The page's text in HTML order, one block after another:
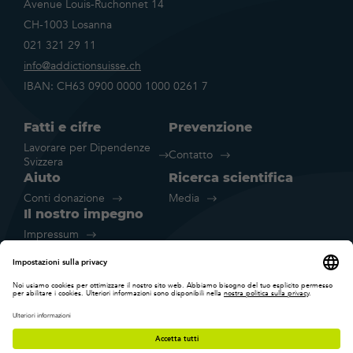
Avenue Louis-Ruchonnet 14
CH-1003 Losanna
021 321 29 11
info@addictionsuisse.ch
IBAN: CH63 0900 0000 1000 0261 7
Fatti e cifre
Lavorare per Dipendenze
Svizzera
Prevenzione
Contatto
Aiuto
Conti donazione
Ricerca scientifica
Media
Il nostro impegno
Impressum
Dichiarazione sulla protezione dei